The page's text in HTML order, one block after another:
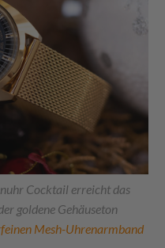
Cocktail erreicht das
goldene Gehäuseton
Mesh-Uhrenarmband